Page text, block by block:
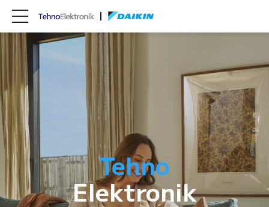
Tehno
Elektronik